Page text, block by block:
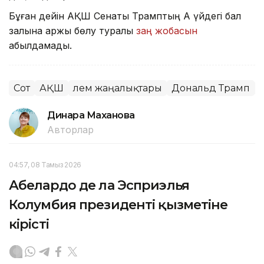
Бұған дейін АҚШ Сенаты Трамптың Ақ үйдегі бал
залына қаржы бөлу туралы заң жобасын
қабылдамады.
Сот АҚШ Әлем жаңалықтары Дональд Трамп
Динара Маханова
Авторлар
04:57, 08 Тамыз 2026
Абелардо де ла Эсприэлья
Колумбия президенті қызметіне
кірісті